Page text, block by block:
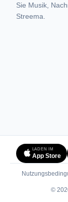
Sie Musik,
Streema.
LADEN IM
App Store
©